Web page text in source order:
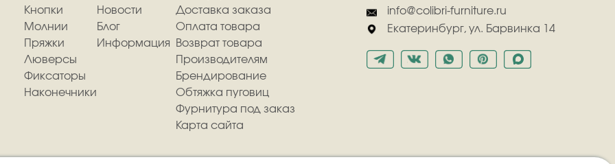
Кнопки
Молнии
Пряжки
Люверсы
Фиксаторы
Наконечники
Новости
Блог
Информация
Доставка заказа
Оплата товара
Возврат товара
Производителям
Брендирование
Обтяжка пуговиц
Фурнитура под заказ
Карта сайта
info@colibri-furniture.ru
Екатеринбург, ул. Барвинка 14